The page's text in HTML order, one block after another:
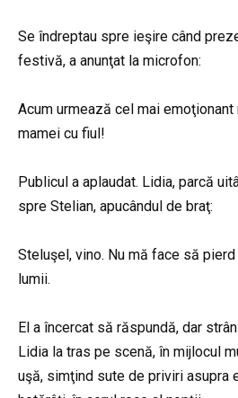
Se îndreptau spre ieşire când
festivă, a anunţat la microfon:
Acum urmează cel mai
mamei cu fiul!
Publicul a aplaudat. Lidia, parcă
spre Stelian, apucândul de braţ:
Steluşel, vino. Nu mă face să
lumii.
El a încercat să răspundă, dar
Lidia la tras pe scenă, în mijlocul
uşă, simţind sute de priviri asupra